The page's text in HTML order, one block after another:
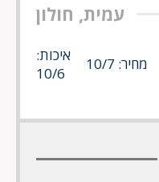
עמית, חולון
מחיר: 10/7
איכות:
10/6